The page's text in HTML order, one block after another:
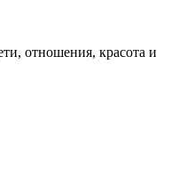
отношения, красота и